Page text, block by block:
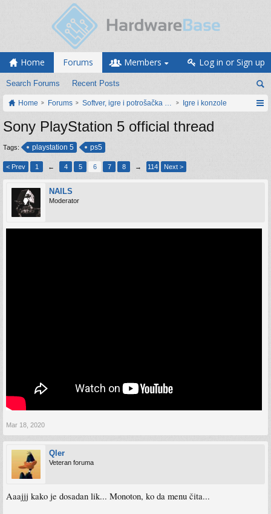
Home Forums
Search Forums Recent Posts
Members Log in or Sign up
Home Forums Softver, igre i potrošačka elektronikaIgre i konzole
Sony PlayStation 5 official thread
Tags: playstation 5 ps5
< Prev 1 ← 4 5 6 7 8 → 114 Next >
NAILS
Moderator
Mar 18, 2020
Qler
Veteran foruma
Aaajjj kako je dosadan lik... Monoton, ko da menu čita...